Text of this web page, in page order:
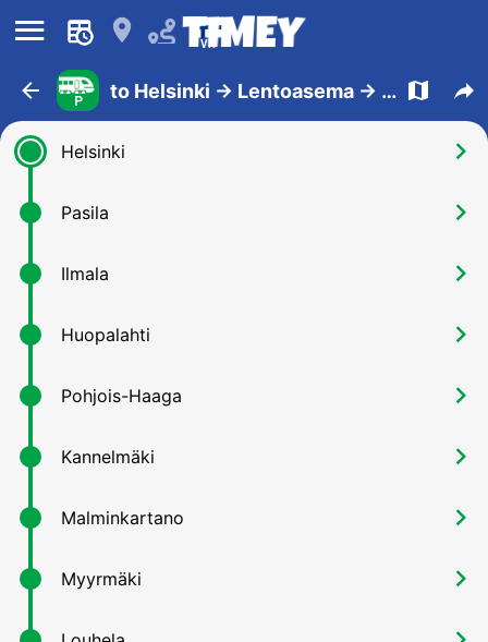
󰍜 󰍎 VR
󰁍 P to Helsinki -> Lentoasema -> Helsinki 󰍍 󰒖
Helsinki 󰅂
Pasila 󰅂
Ilmala 󰅂
Huopalahti 󰅂
Pohjois-Haaga 󰅂
Kannelmäki 󰅂
Malminkartano 󰅂
Myyrmäki 󰅂